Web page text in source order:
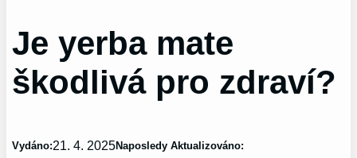
Je yerba mate
škodlivá pro zdraví?
Vydáno:21. 4. 2025Naposledy Aktualizováno: